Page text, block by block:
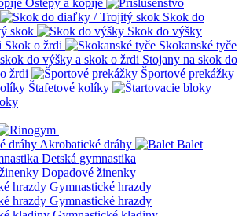
Oštepy a kopije
Skok do
skok
Skok do výšky
Skok o žrdi
Skokanské tyče
Stojany na skok do
žrdi
Športové prekážky
Štafetové kolíky
Akrobatické dráhy
Balet
Detská gymnastika
Dopadové žinenky
Gymnastické hrazdy
Gymnastické hrazdy